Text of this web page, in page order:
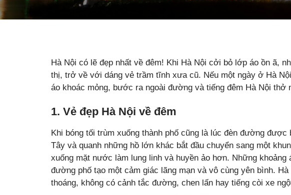
Hà Nội có lẽ đẹp nhất về đêm! Khi Hà Nội cởi bỏ lớp áo ồn ã,
thị, trở về với dáng vẻ trầm tĩnh xưa cũ. Nếu một ngày ở Hà
áo khoác mỏng, bước ra ngoài đường và tiếng đêm Hà Nội thở
1. Vẻ đẹp Hà Nội về đêm
Khi bóng tối trùm xuống thành phố cũng là lúc đèn đường
Tây và quanh những hồ lớn khác bắt đầu chuyển sang một
xuống mặt nước làm lung linh và huyền ảo hơn. Những khoảng
đường phố tạo một cảm giác lãng mạn và vô cùng yên bình.
thoáng, không có cảnh tắc đường, chen lấn hay tiếng còi xe